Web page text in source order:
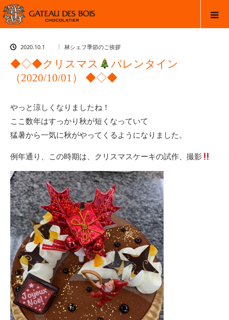
2020.10.1 林シェフ季節のご挨拶
◆◇◆クリスマス
バレンタイン
（2020/10/01） ◆◇◆
やっと涼しくなりましたね！
ここ数年はすっかり秋が短くなっていて
猛暑から一気に秋がやってくるようになりました。
例年通り、この時期は、クリスマスケーキの試作、撮影